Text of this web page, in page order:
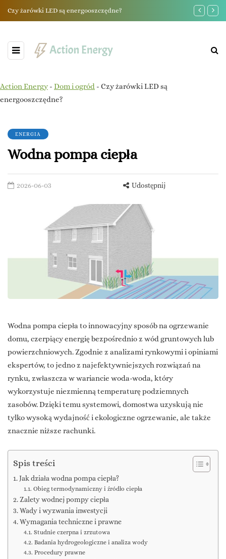
Czy żarówki LED są energooszczędne? Powietrzna
Action Energy- Dom i ogród - Czy żarówki LED są
energooszczędne?
ENERGIA
Wodna pompa ciepła
2026-06-03 Udostępnij
Wodna pompa ciepła to innowacyjny sposób na ogrzewanie
domu, czerpiący energię bezpośrednio z wód gruntowych lub
powierzchniowych. Zgodnie z analizami rynkowymi i opiniami
ekspertów, to jedno z najefektywniejszych rozwiązań na
rynku, zwłaszcza w wariancie woda-woda, który
wykorzystuje niezmienną temperaturę podziemnych
zasobów. Dzięki temu systemowi, domostwa uzyskują nie
tylko wysoką wydajność i ekologiczne ogrzewanie, ale także
znacznie niższe rachunki.
Spis treści
Jak działa wodna pompa ciepła?
Obieg termodynamiczny i źródło ciepła
Zalety wodnej pompy ciepła
Wady i wyzwania inwestycji
Wymagania techniczne i prawne
Studnie czerpna i zrzutowa
Badania hydrogeologiczne i analiza wody
Procedury prawne